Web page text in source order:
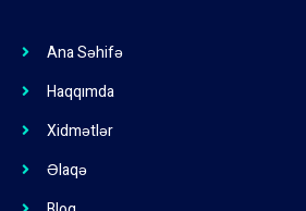
Ana Səhifə
Haqqımda
Xidmətlər
Əlaqə